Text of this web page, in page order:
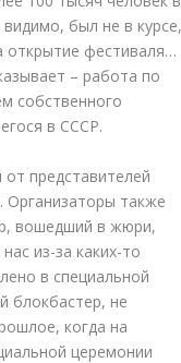
был не в
открытие фестиваля…
– работа по
собственного
в СССР.
представителей
Организаторы также
вошедший в жюри,
из-за каких-то
в специальной
блокбастер, не
когда на
церемонии